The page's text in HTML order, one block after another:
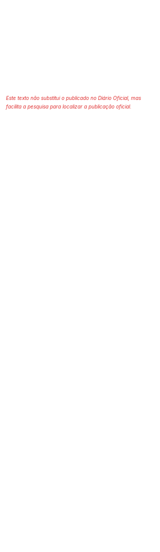
Este texto não substitui o publicado no Diário Oficial, mas
facilita a pesquisa para localizar a publicação oficial.